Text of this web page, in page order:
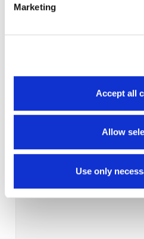
Marketing
Accept all
Allow
Use only